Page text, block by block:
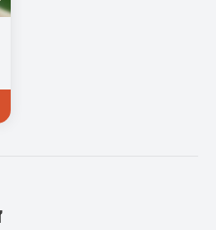
chỉnh sửa (hình ảnh, chữ, màu
sử dụng.